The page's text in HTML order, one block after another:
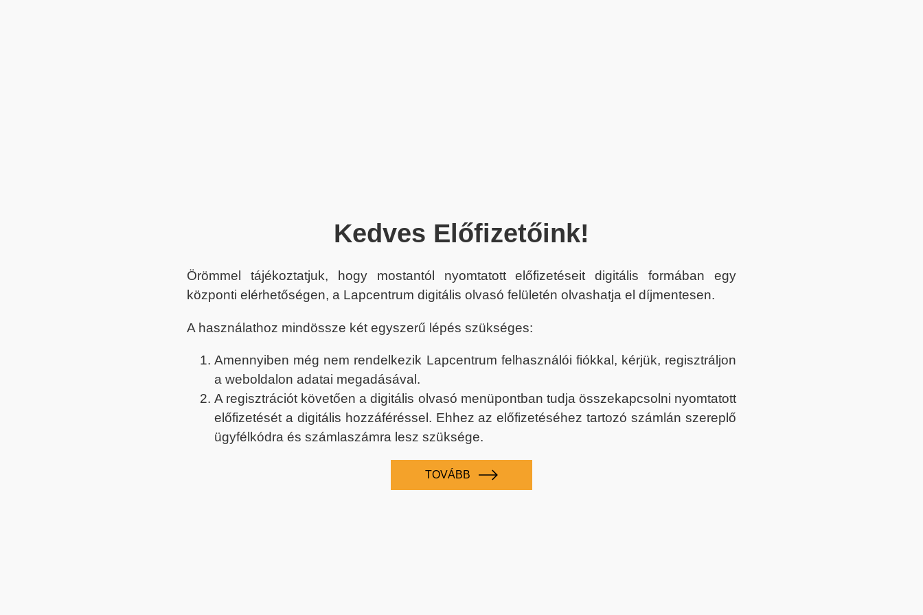
Kedves Előfizetőink!
Örömmel tájékoztatjuk, hogy mostantól nyomtatott előfizetéseit digitális formában egy
központi elérhetőségen, a Lapcentrum digitális olvasó felületén olvashatja el díjmentesen.
A használathoz mindössze két egyszerű lépés szükséges:
Amennyiben még nem rendelkezik Lapcentrum felhasználói fiókkal, kérjük, regisztráljon
a weboldalon adatai megadásával.
A regisztrációt követően a digitális olvasó menüpontban tudja összekapcsolni nyomtatott
előfizetését a digitális hozzáféréssel. Ehhez az előfizetéséhez tartozó számlán szereplő
ügyfélkódra és számlaszámra lesz szüksége.
TOVÁBB